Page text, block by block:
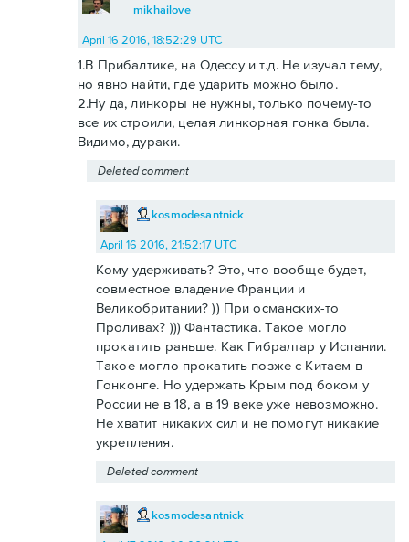
mikhailove
April 16 2016, 18:52:29 UTC
1.В Прибалтике, на Одессу и т.д. Не изучал тему,
но явно найти, где ударить можно было.
2.Ну да, линкоры не нужны, только почему-то
все их строили, целая линкорная гонка была.
Видимо, дураки.
Deleted comment
kosmodesantnick
April 16 2016, 21:52:17 UTC
Кому удерживать? Это, что вообще будет,
совместное владение Франции и
Великобритании? )) При османских-то
Проливах? ))) Фантастика. Такое могло
прокатить раньше. Как Гибралтар у Испании.
Такое могло прокатить позже с Китаем в
Гонконге. Но удержать Крым под боком у
России не в 18, а в 19 веке уже невозможно.
Не хватит никаких сил и не помогут никакие
укрепления.
Deleted comment
kosmodesantnick